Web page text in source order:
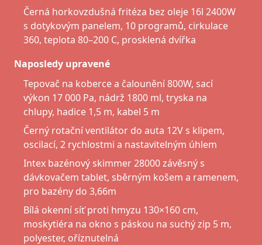
Černá horkovzdušná fritéza bez oleje 16l 2400W
s dotykovým panelem, 10 programů, cirkulace
360, teplota 80–200 C, prosklená dvířka
Naposledy upravené
Tepovač na koberce a čalounění 800W, sací
výkon 17 000 Pa, nádrž 1800 ml, tryska na
chlupy, hadice 1,5 m, kabel 5 m
Černý rotační ventilátor do auta 12V s klipem,
oscilací, 2 rychlostmi a nastavitelným úhlem
Intex bazénový skimmer 28000 závěsný s
dávkovačem tablet, sběrným košem a ramenem,
pro bazény do 3,66m
Bílá okenní síť proti hmyzu 130×160 cm,
moskytiéra na okno s páskou na suchý zip 5 m,
polyester, oříznutelná